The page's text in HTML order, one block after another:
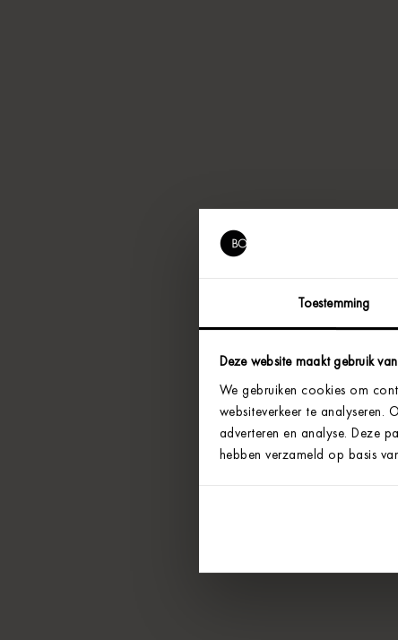
Toestemming
Deze website maakt gebruik
We gebruiken cookies om
websiteverkeer te
adverteren en analyse. Deze
hebben verzameld op basis